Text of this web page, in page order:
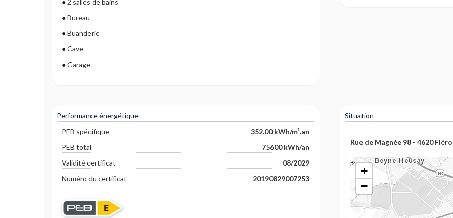
2 salles de bains
Bureau
Buanderie
Cave
Garage
Performance énergétique
PEB spécifique
352.00 kWh/m².an
PEB total
75600 kWh/an
Validité certificat
08/2029
Numéro du certificat
20190829007253
Situation
Rue de Magnée 98 - 4620
+
−